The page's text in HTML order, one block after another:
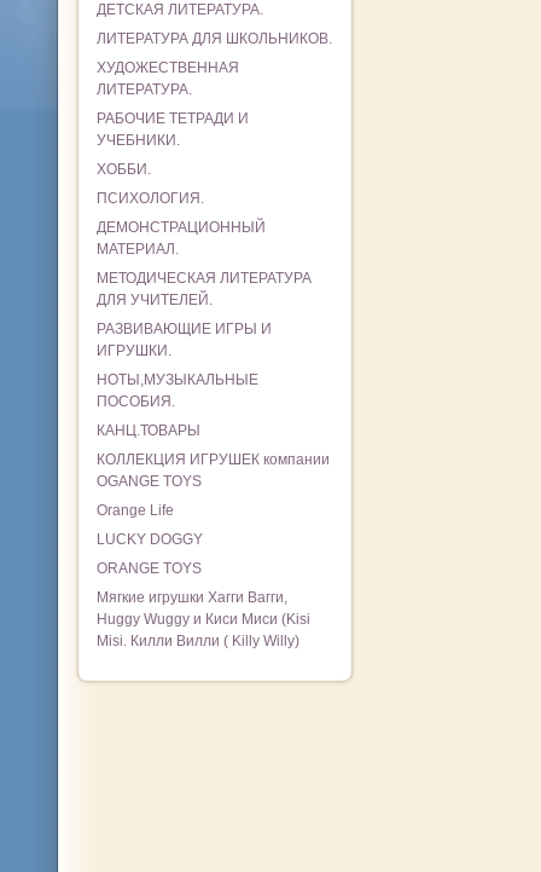
ДЕТСКАЯ ЛИТЕРАТУРА.
ЛИТЕРАТУРА ДЛЯ ШКОЛЬНИКОВ.
ХУДОЖЕСТВЕННАЯ
ЛИТЕРАТУРА.
РАБОЧИЕ ТЕТРАДИ И
УЧЕБНИКИ.
ХОББИ.
ПСИХОЛОГИЯ.
ДЕМОНСТРАЦИОННЫЙ
МАТЕРИАЛ.
МЕТОДИЧЕСКАЯ ЛИТЕРАТУРА
ДЛЯ УЧИТЕЛЕЙ.
РАЗВИВАЮЩИЕ ИГРЫ И
ИГРУШКИ.
НОТЫ,МУЗЫКАЛЬНЫЕ
ПОСОБИЯ.
КАНЦ.ТОВАРЫ
КОЛЛЕКЦИЯ ИГРУШЕК компании
OGANGE TOYS
Orange Life
LUCKY DOGGY
ORANGE TOYS
Мягкие игрушки Хагги Вагги,
Huggy Wuggy и Киси Миси (Kisi
Misi. Килли Вилли ( Killy Willy)